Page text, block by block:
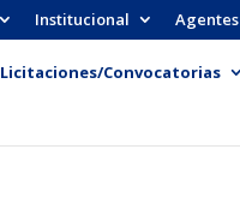
Institucional Agentes
Licitaciones/Convocatorias